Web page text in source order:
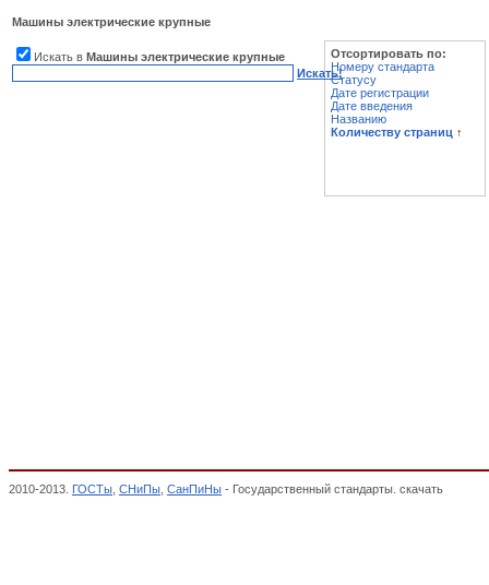
Машины электрические крупные
Искать в Машины электрические крупные
Искать!
Отсортировать по:
Номеру стандарта
Статусу
Дате регистрации
Дате введения
Названию
Количеству страниц ↑
2010-2013. ГОСТы СНиПы СанПиНы - Государственный стандарты. скачать